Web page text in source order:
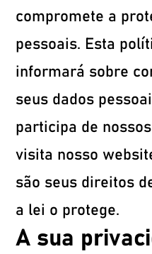
compromete a
pessoais. Esta
informará sobre
seus dados
participa de
visita nosso
são seus direitos
a lei o protege.
A sua